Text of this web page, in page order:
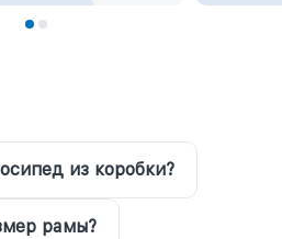
из коробки?
рамы?